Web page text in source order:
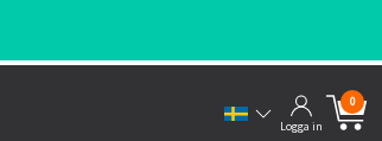
Logga in
0